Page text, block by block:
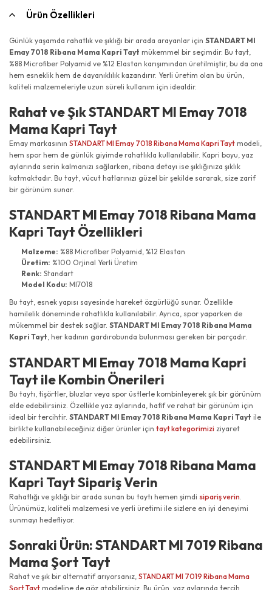
Ürün Özellikleri
Günlük yaşamda rahatlık ve şıklığı bir arada arayanlar için STANDART MI
Emay 7018 Ribana Mama Kapri Tayt mükemmel bir seçimdir. Bu tayt,
%88 Microfiber Polyamid ve %12 Elastan karışımından üretilmiştir, bu da ona
hem esneklik hem de dayanıklılık kazandırır. Yerli üretim olan bu ürün,
kaliteli malzemeleriyle uzun süreli kullanım için idealdir.
Rahat ve Şık STANDART MI Emay 7018
Mama Kapri Tayt
Emay markasının STANDART MI Emay 7018 Ribana Mama Kapri Tayt modeli,
hem spor hem de günlük giyimde rahatlıkla kullanılabilir. Kapri boyu, yaz
aylarında serin kalmanızı sağlarken, ribana detayı ise şıklığınıza şıklık
katmaktadır. Bu tayt, vücut hatlarınızı güzel bir şekilde sararak, size zarif
bir görünüm sunar.
STANDART MI Emay 7018 Ribana Mama
Kapri Tayt Özellikleri
Malzeme: %88 Microfiber Polyamid, %12 Elastan
Üretim: %100 Orjinal Yerli Üretim
Renk: Standart
Model Kodu: MI7018
Bu tayt, esnek yapısı sayesinde hareket özgürlüğü sunar. Özellikle
hamilelik döneminde rahatlıkla kullanılabilir. Ayrıca, spor yaparken de
mükemmel bir destek sağlar. STANDART MI Emay 7018 Ribana Mama
Kapri Tayt, her kadının gardırobunda bulunması gereken bir parçadır.
STANDART MI Emay 7018 Mama Kapri
Tayt ile Kombin Önerileri
Bu taytı, tişörtler, bluzlar veya spor üstlerle kombinleyerek şık bir görünüm
elde edebilirsiniz. Özellikle yaz aylarında, hafif ve rahat bir görünüm için
ideal bir tercihtir. STANDART MI Emay 7018 Ribana Mama Kapri Tayt ile
birlikte kullanabileceğiniz diğer ürünler için tayt kategorimizi ziyaret
edebilirsiniz.
STANDART MI Emay 7018 Ribana Mama
Kapri Tayt Sipariş Verin
Rahatlığı ve şıklığı bir arada sunan bu taytı hemen şimdi sipariş verin
Ürünümüz, kaliteli malzemesi ve yerli üretimi ile sizlere en iyi deneyimi
sunmayı hedefliyor.
Sonraki Ürün: STANDART MI 7019 Ribana
Mama Şort Tayt
Rahat ve şık bir alternatif arıyorsanız, STANDART MI 7019 Ribana Mama
Şort Tayt modeline de göz atabilirsiniz. Bu ürün, yaz aylarında tercih